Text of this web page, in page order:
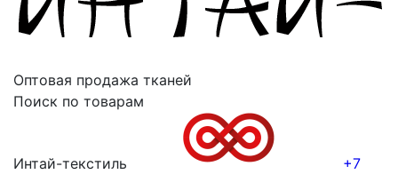
Оптовая продажа тканей
Поиск по товарам
Интай-текстиль +7